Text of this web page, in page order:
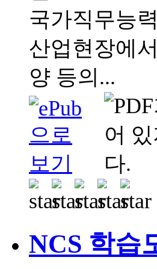
국가직무능
산업현장에
양 등의...
NCS 학습